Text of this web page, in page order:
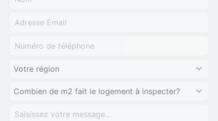
Votre région
Combien de m2 fait le logement à inspecter?